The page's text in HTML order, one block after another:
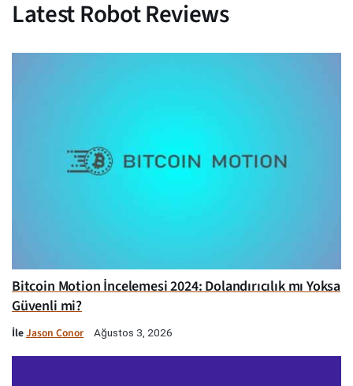
Latest Robot Reviews
Bitcoin Motion İncelemesi 2024: Dolandırıcılık mı Yoksa
Güvenli mi?
İleJason Conor Ağustos 3, 2026